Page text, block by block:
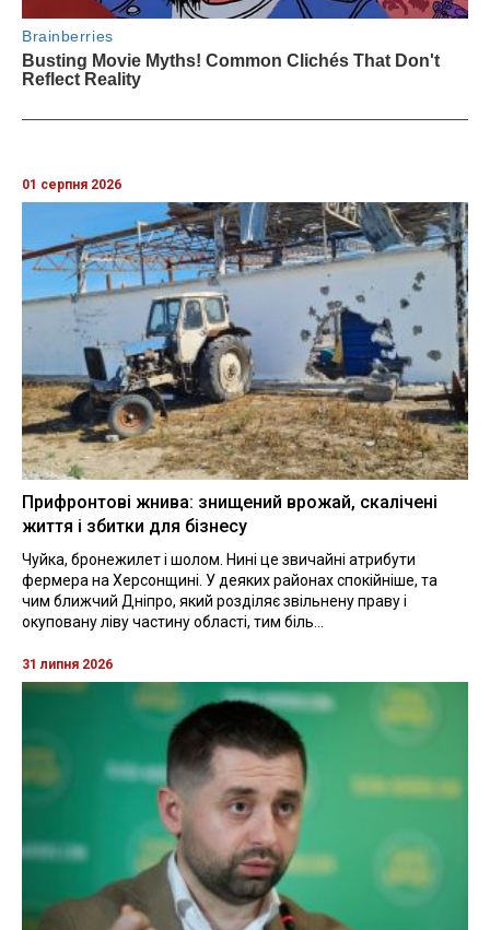
01 серпня 2026
Прифронтові жнива: знищений врожай, скалічені
життя і збитки для бізнесу
Чуйка, бронежилет і шолом. Нині це звичайні атрибути
фермера на Херсонщині. У деяких районах спокійніше, та
чим ближчий Дніпро, який розділяє звільнену праву і
окуповану ліву частину області, тим біль...
31 липня 2026